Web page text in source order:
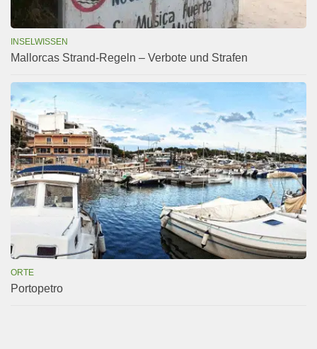
INSELWISSEN
Mallorcas Strand-Regeln – Verbote und Strafen
ORTE
Portopetro